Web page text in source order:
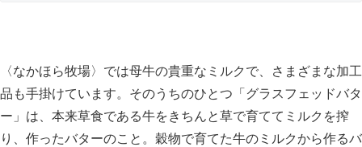
〈なかほら牧場〉では母牛の貴重なミルクで、さまざまな加工
品も手掛けています。そのうちのひとつ「グラスフェッドバタ
ー」は、本来草食である牛をきちんと草で育ててミルクを搾
り、作ったバターのこと。穀物で育てた牛のミルクから作るバ